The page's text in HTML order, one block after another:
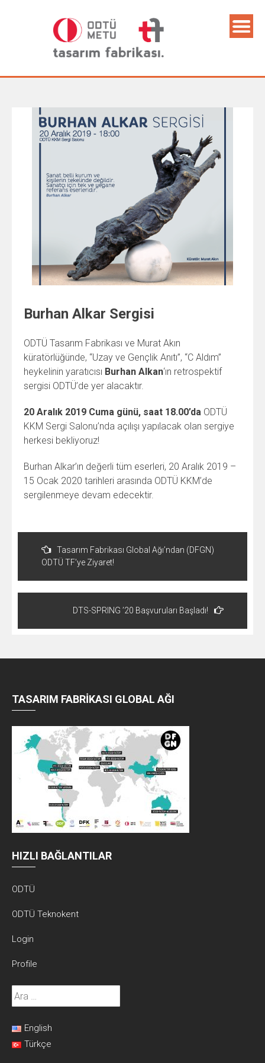
Burhan Alkar Sergisi
ODTÜ Tasarım Fabrikası ve Murat Akın
küratörlüğünde, “Uzay ve Gençlik Anıtı”, “C Aldım”
heykelinin yaratıcısı Burhan Alkan‘ın retrospektif
sergisi ODTÜ’de yer alacaktır.
20 Aralık 2019 Cuma günü, saat 18.00’da ODTÜ
KKM Sergi Salonu’nda açılışı yapılacak olan sergiye
herkesi bekliyoruz!
Burhan Alkar’ın değerli tüm eserleri, 20 Aralık 2019 –
15 Ocak 2020 tarihleri arasında ODTÜ KKM’de
sergilenmeye devam edecektir.
Yazı
dolaşımı Tasarım Fabrikası Global Ağı’ndan (DFGN)
ODTÜ TF’ye Ziyaret!
DTS-SPRING ’20 Başvuruları Başladı!
TASARIM FABRİKASI GLOBAL AĞI
HIZLI BAĞLANTILAR
ODTÜ
ODTÜ Teknokent
Login
Profile
Arama:
English
Türkçe